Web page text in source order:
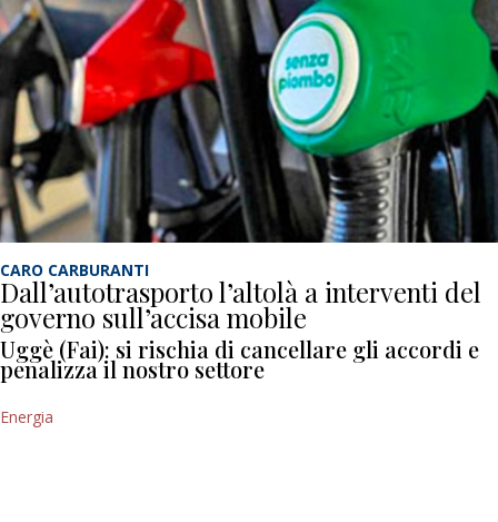
CARO CARBURANTI
Dall’autotrasporto l’altolà a interventi del
governo sull’accisa mobile
Uggè (Fai): si rischia di cancellare gli accordi e
penalizza il nostro settore
Energia